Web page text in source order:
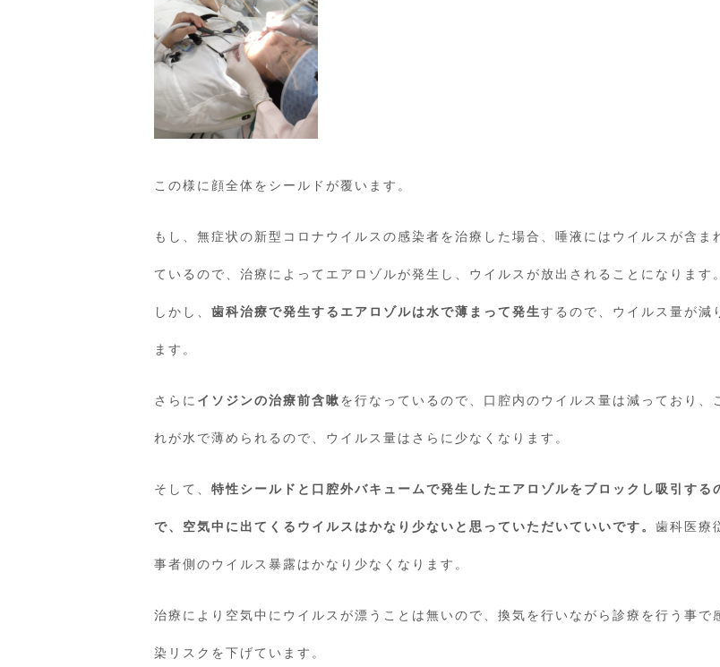
この様に顔全体をシールドが覆います。
もし、無症状の新型コロナウイルスの感染者を治療した場合、唾液にはウイルスが含ま
ているので、治療によってエアロゾルが発生し、ウイルスが放出されることになります。
しかし、 歯科治療で発生するエアロゾルは水で薄まって発生するので、ウイルス量が減
ます。
さらに イソジンの治療前含嗽を行なっているので、口腔内のウイルス量は減っており、
れが水で薄められるので、ウイルス量はさらに少なくなります。
そして、 特性シールドと口腔外バキュームで発生したエアロゾルをブロックし吸引する
で、空気中に出てくるウイルスはかなり少ないと思っていただいていいです。 歯科医療
事者側のウイルス暴露はかなり少なくなります。
治療により空気中にウイルスが漂うことは無いので、換気を行いながら診療を行う事で
染リスクを下げています。